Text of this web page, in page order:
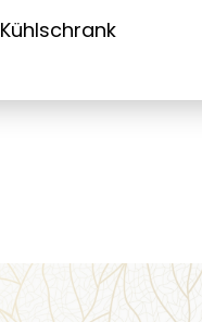
Kühlschrank